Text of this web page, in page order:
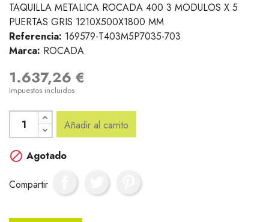
TAQUILLA METALICA ROCADA 400 3 MODULOS X 5
PUERTAS GRIS 1210X500X1800 MM
Referencia: 169579-T403M5P7035-703
Marca: ROCADA
1.637,26 €
Impuestos incluidos
Añadir al carrito
 Agotado
Compartir